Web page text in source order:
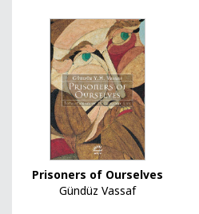
Prisoners of Ourselves
Gündüz Vassaf